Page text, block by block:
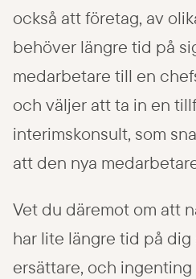
också att företag, av
behöver längre tid på
medarbetare till en
och väljer att ta in en
interimskonsult, som
att den nya
Vet du däremot om att
har lite längre tid på
ersättare, och